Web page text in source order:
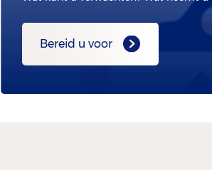
Bereid u voor